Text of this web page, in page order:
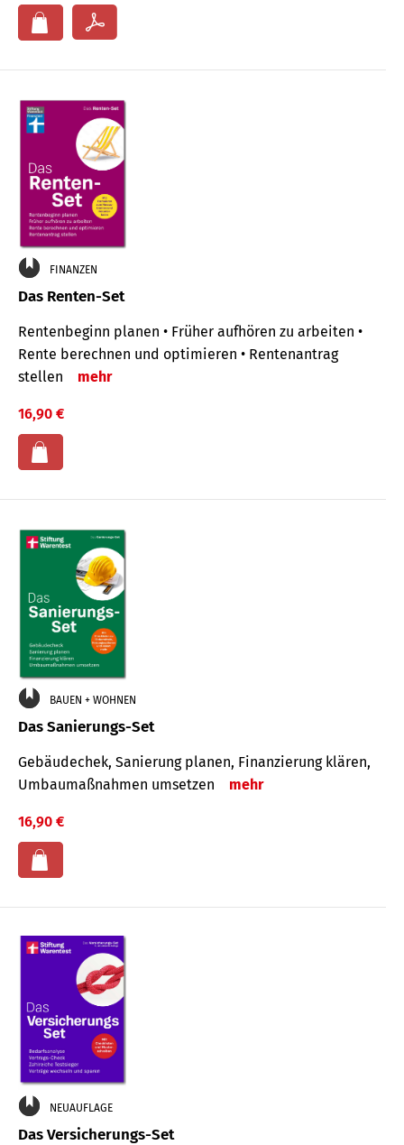
FINANZEN
Das Renten-Set
Rentenbeginn planen • Früher aufhören zu arbeiten •
Rente berechnen und optimieren • Rentenantrag
stellen
mehr
16,90 €
BAUEN + WOHNEN
Das Sanierungs-Set
Gebäudechek, Sanierung planen, Finanzierung klären,
Umbaumaßnahmen umsetzen
mehr
16,90 €
NEUAUFLAGE
Das Versicherungs-Set